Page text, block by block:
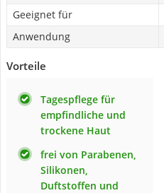
Geeignet für
Anwendung
Vorteile
Tagespflege für
empfindliche und
trockene Haut
frei von Parabenen,
Silikonen,
Duftstoffen und